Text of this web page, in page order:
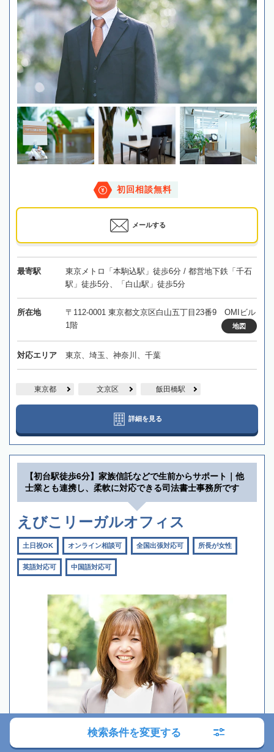
初回相談無料
メールする
最寄駅
東京メトロ「本駒込駅」徒歩6分 / 都営地下鉄「千石
駅」徒歩5分、「白山駅」徒歩5分
所在地
〒112-0001 東京都文京区白山五丁目23番9 OMIビル
1階
地図
対応エリア 東京、埼玉、神奈川、千葉
東京都 文京区 飯田橋駅
詳細を見る
【初台駅徒歩6分】家族信託などで生前からサポート｜他
士業とも連携し、柔軟に対応できる司法書士事務所です
えびこリーガルオフィス
土日祝OK オンライン相談可 全国出張対応可 所長が女性
英語対応可 中国語対応可
検索条件を変更する